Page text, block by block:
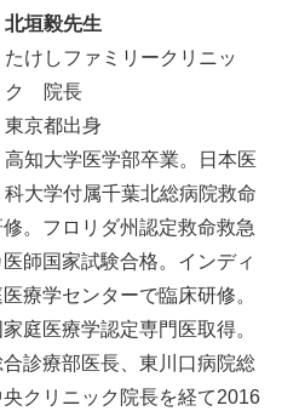
北垣毅先生
たけしファミリークリニッ
ク 院長
東京都出身
高知大学医学部卒業。日本医
科大学付属千葉北総病院救命
。フロリダ州認定救命救急
師国家試験合格。インディ
療学センターで臨床研修。
庭医療学認定専門医取得。
診療部医長、東川口病院総
クリニック院長を経て2016